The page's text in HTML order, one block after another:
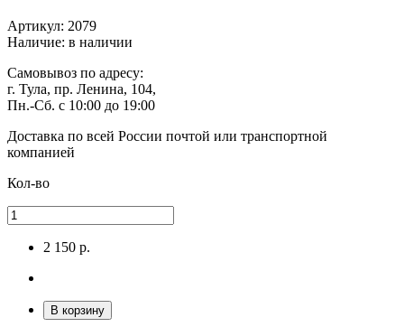
Артикул: 2079
Наличие: в наличии
Самовывоз по адресу:
г. Тула, пр. Ленина, 104,
Пн.-Сб. с 10:00 до 19:00
Доставка по всей России почтой или транспортной
компанией
Кол-во
2 150 р.
В корзину